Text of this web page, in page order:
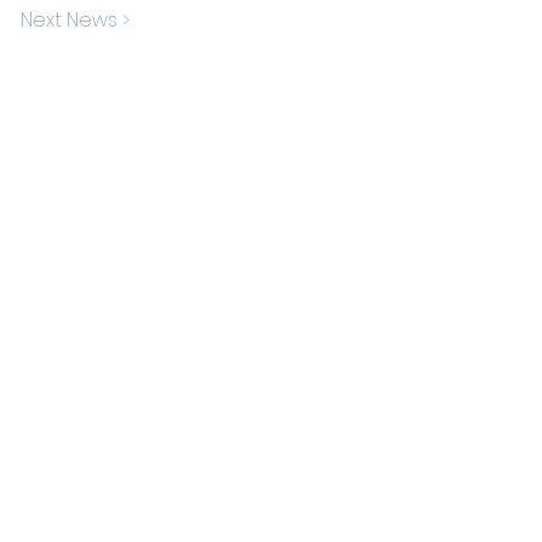
Next News >